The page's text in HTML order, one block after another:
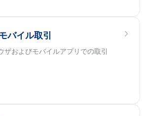
バイル取引
ザおよびモバイルアプリでの取引